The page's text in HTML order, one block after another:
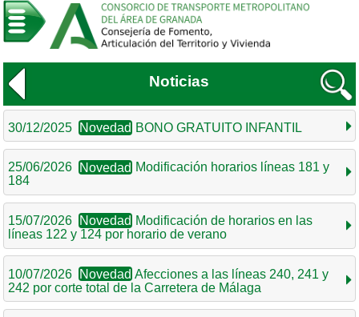
Noticias
30/12/2025 Novedad BONO GRATUITO INFANTIL
25/06/2026 NovedadModificación horarios líneas 181 y
184
15/07/2026 Novedad Modificación de horarios en las
líneas 122 y 124 por horario de verano
10/07/2026 Novedad Afecciones a las líneas 240, 241 y
242 por corte total de la Carretera de Málaga